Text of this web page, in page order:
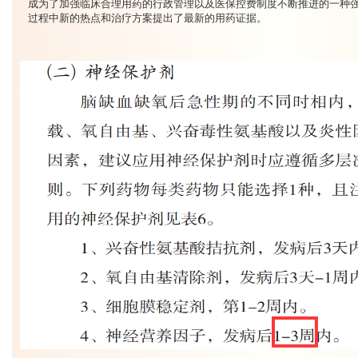
成为了加强临床合理用药的行政管理以及医保控费制度不断推进的一种
过程中新的热点和治疗方案提出了最新的用药证据。